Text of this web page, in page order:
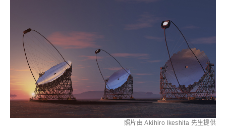
照片由 Akihiro Ikeshita 先生提供